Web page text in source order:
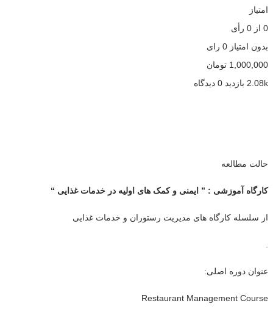
امتیاز
0 از 0 رأی
بدون امتیاز 0 رای
1,000,000 تومان
2.08k بازدید
حالت مطالعه
کارگاه آموزشی : ” ایمنی و کمک های اولیه در خدمات غذایی “
از سلسله کارگاه های مدیریت رستوران و خدمات غذایی
.
عنوان دوره اصلی:
Restaurant Management Course